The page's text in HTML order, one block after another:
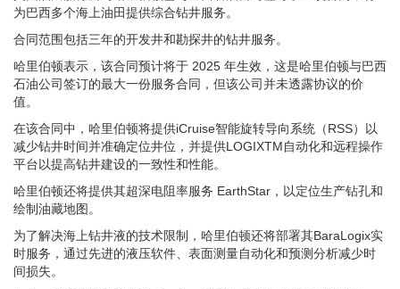
为巴西多个海上油田提供综合钻井服务。
合同范围包括三年的开发井和勘探井的钻井服务。
哈里伯顿表示，该合同预计将于 2025 年生效，这是哈里伯顿与巴西
石油公司签订的最大一份服务合同，但该公司并未透露协议的价
值。
在该合同中，哈里伯顿将提供iCruise智能旋转导向系统（RSS）以
减少钻井时间并准确定位井位，并提供LOGIXTM自动化和远程操作
平台以提高钻井建设的一致性和性能。
哈里伯顿还将提供其超深电阻率服务 EarthStar，以定位生产钻孔和
绘制油藏地图。
为了解决海上钻井液的技术限制，哈里伯顿还将部署其BaraLogix实
时服务，通过先进的液压软件、表面测量自动化和预测分析减少时
间损失。